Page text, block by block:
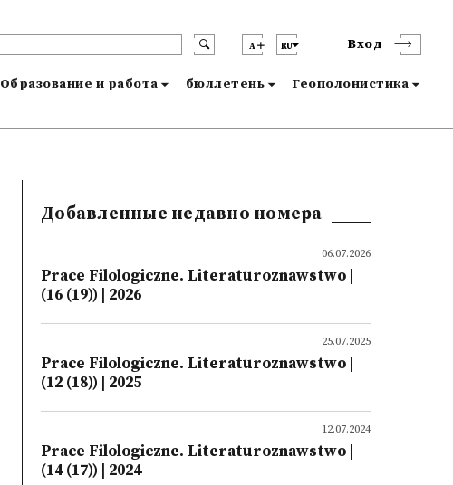
A RU Вход
Образование и работа бюллетень Геополонистика
Добавленные недавно номера
06.07.2026
Prace Filologiczne. Literaturoznawstwo |
(16 (19)) | 2026
25.07.2025
Prace Filologiczne. Literaturoznawstwo |
(12 (18)) | 2025
12.07.2024
Prace Filologiczne. Literaturoznawstwo |
(14 (17)) | 2024